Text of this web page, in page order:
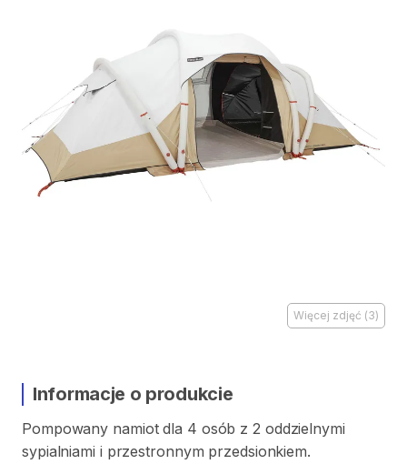
Więcej zdjęć (3)
Informacje o produkcie
Pompowany namiot dla 4 osób z 2 oddzielnymi
sypialniami i przestronnym przedsionkiem.